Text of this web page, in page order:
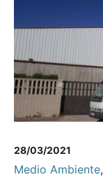
28/03/2021
Medio Ambiente,